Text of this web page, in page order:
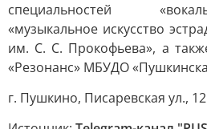
специальностей
«музыкальное искусство
им. С. С. Прокофьева», а
«Резонанс» МБУДО
г. Пушкино, Писаревская ул., 12